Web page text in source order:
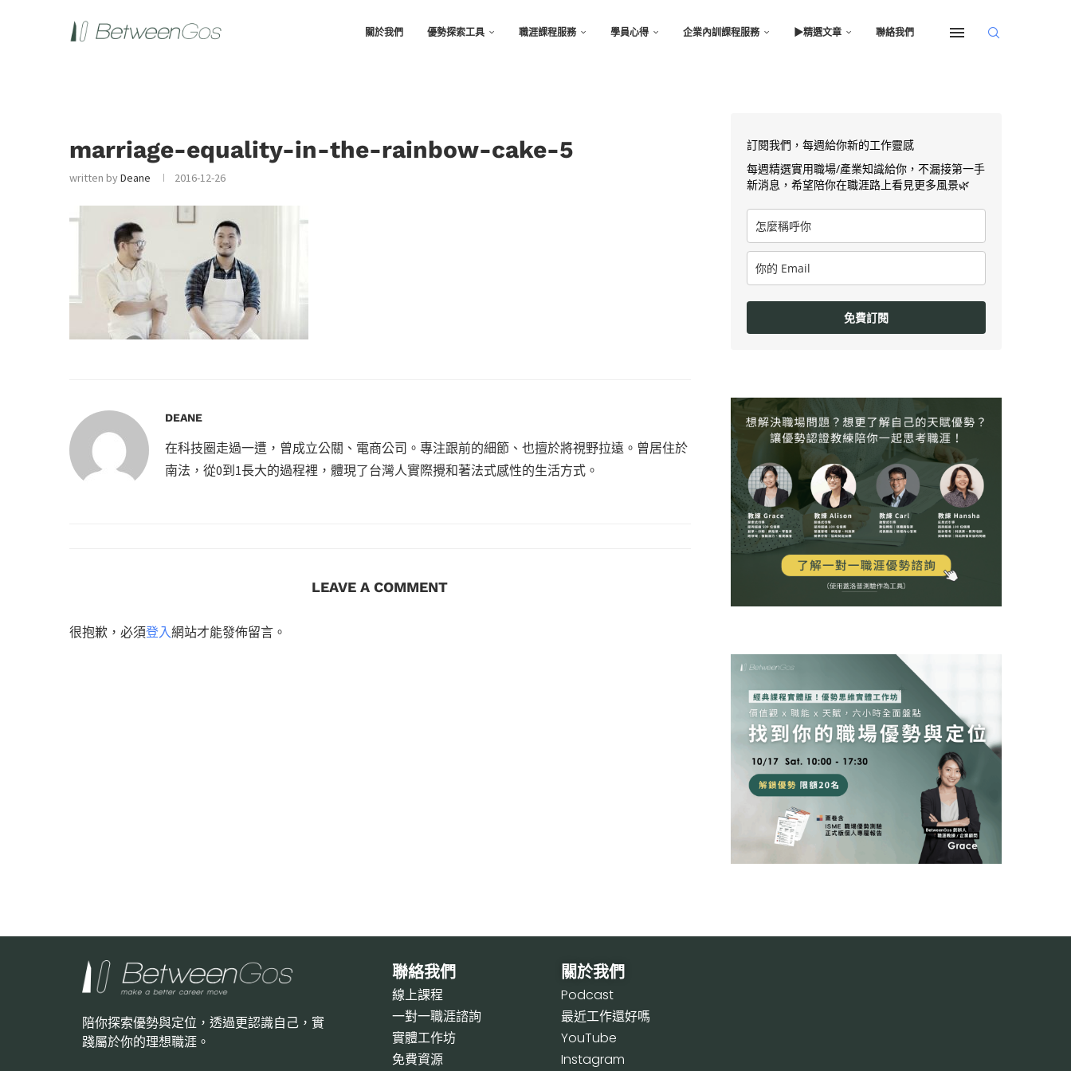
關於我們 優勢探索工具 職涯課程服務 學員心得 企業內訓課程服務 ▶︎精選文章 聯絡我們
marriage-equality-in-the-rainbow-cake-5
written byDeane 2016-12-26
DEANE
在科技圈走過一遭，曾成立公關、電商公司。專注跟前的細節、也擅於將視野拉遠。曾居住於
南法，從0到1長大的過程裡，體現了台灣人實際攪和著法式感性的生活方式。
LEAVE A COMMENT
很抱歉，必須登入網站才能發佈留言。
訂閱我們，每週給你新的工作靈感
每週精選實用職場/產業知識給你，不漏接第一手
新消息，希望陪你在職涯路上看見更多風景🌿
免費訂閱
陪你探索優勢與定位，透過更認識自己，實
踐屬於你的理想職涯。
聯絡我們
線上課程
一對一職涯諮詢
實體工作坊
免費資源
關於我們
Podcast
最近工作還好嗎
YouTube
Instagram